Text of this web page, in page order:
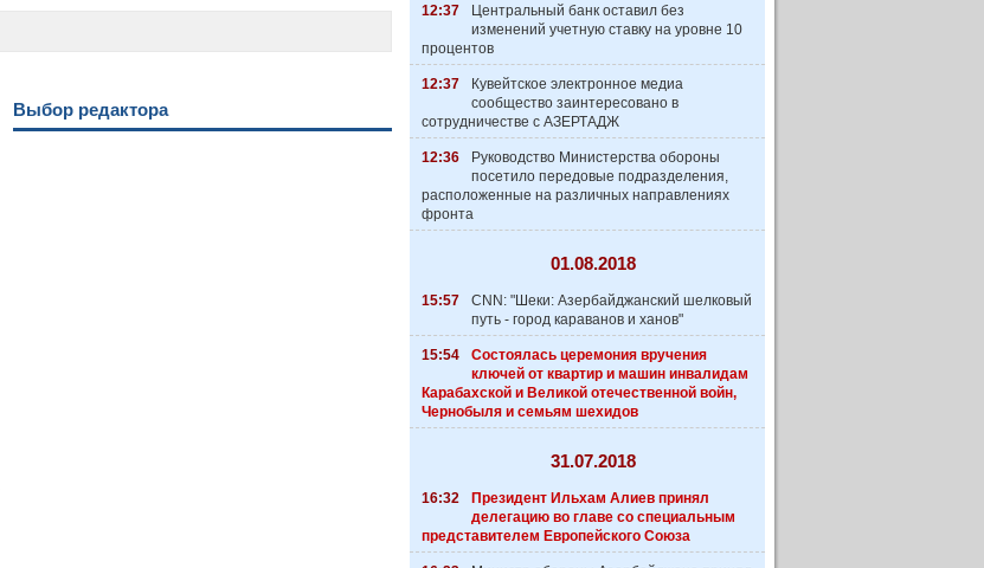
Выбор редактора
12:37
Центральный банк оставил без
изменений учетную ставку на уровне 10
процентов
12:37
Кувейтское электронное медиа
сообщество заинтеpесовано в
сотрудничестве с АЗЕРТАДЖ
12:36
Руководство Министерства обороны
посетило передовые подразделения,
расположенные на различных направлениях
фронта
01.08.2018
15:57
CNN: "Шеки: Азербайджанский шелковый
путь - город караванов и ханов"
15:54
Состоялась церемония вручения
ключей от квартир и машин инвалидам
Карабахской и Великой отечественной войн,
Чернобыля и семьям шехидов
31.07.2018
16:32
Президент Ильхам Алиев принял
делегацию во главе со специальным
представителем Европейского Союза